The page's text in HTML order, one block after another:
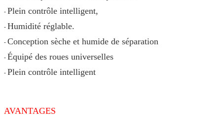
- Plein contrôle intelligent,
- Humidité réglable.
- Conception sèche et humide de séparation
- Équipé des roues universelles
- Plein contrôle intelligent
AVANTAGES